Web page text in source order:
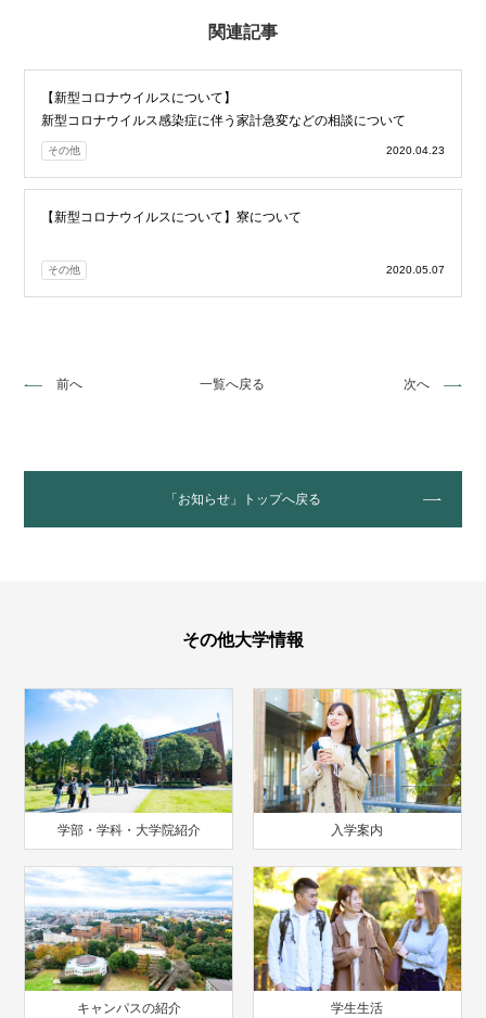
関連記事
【新型コロナウイルスについて】
新型コロナウイルス感染症に伴う家計急変などの相談について
その他 2020.04.23
【新型コロナウイルスについて】寮について
その他 2020.05.07
前へ 一覧へ戻る 次へ
「お知らせ」トップへ戻る
その他大学情報
学部・学科・大学院紹介 入学案内
キャンパスの紹介 学生生活